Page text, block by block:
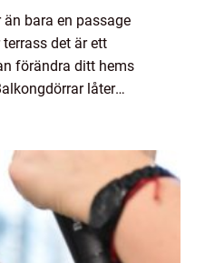
bara en passage
det är ett
förändra ditt hems
låter